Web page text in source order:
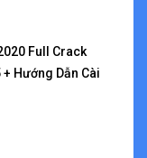
Full Crack
Hướng Dẫn Cài